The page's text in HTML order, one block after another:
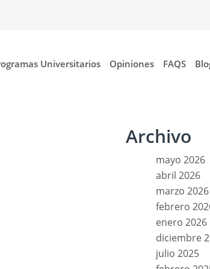
Universitarios Opiniones FAQS
Archivo
mayo 2026
abril 2026
marzo 2026
febrero
enero 2026
diciembre
julio 2025